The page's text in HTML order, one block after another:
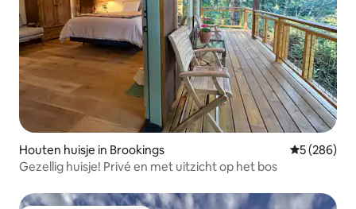
Houten huisje in Brookings
5 (286)
Gezellig huisje! Privé en met uitzicht op het bos